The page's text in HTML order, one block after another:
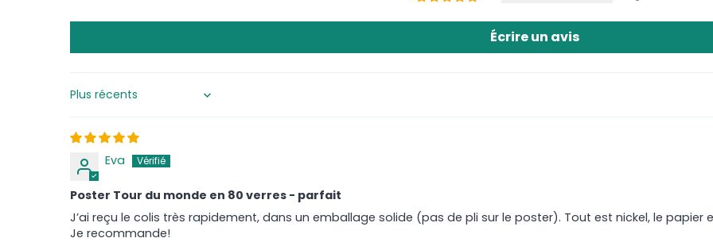
Écrire un avis
Sort by
Eva
Poster Tour du monde en 80 verres - parfait
J’ai reçu le colis très rapidement, dans un emballage solide (pas de pli sur le poster). Tout est nickel, le papier
Je recommande!